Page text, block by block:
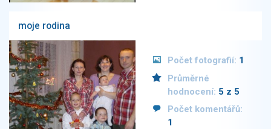
moje rodina
Počet fotografií: 1
Průměrné
hodnocení: 5 z 5
Počet komentářů:
1